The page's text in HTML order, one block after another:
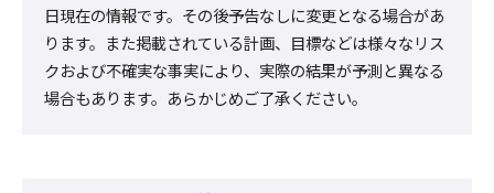
日現在の情報です。その後予告なしに変更となる場合があ
ります。また掲載されている計画、目標などは様々なリス
クおよび不確実な事実により、実際の結果が予測と異なる
場合もあります。あらかじめご了承ください。